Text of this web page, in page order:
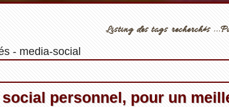
Listing des tags recherchés
- media-social
personnel, pour un